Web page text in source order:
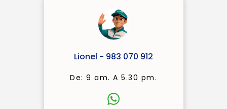
Lionel - 983 070 912
De: 9 am. A 5.30 pm.